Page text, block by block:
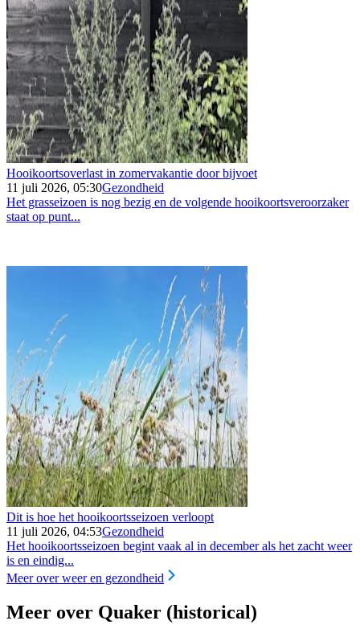
Hooikoortsoverlast in zomervakantie door bijvoet
11 juli 2026, 05:30Gezondheid
Het grasseizoen is nog bezig en de volgende hooikoortsveroorzaker
staat op punt...
Dit is hoe het hooikoortsseizoen verloopt
11 juli 2026, 04:53Gezondheid
Het hooikoortsseizoen begint vaak al in december als het zacht weer
is en eindig...
Meer over weer en gezondheid
Meer over Quaker (historical)